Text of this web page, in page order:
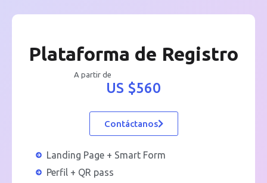
Plataforma de Registro
A partir de
US $560
Contáctanos
Landing Page + Smart Form
Perfil + QR pass